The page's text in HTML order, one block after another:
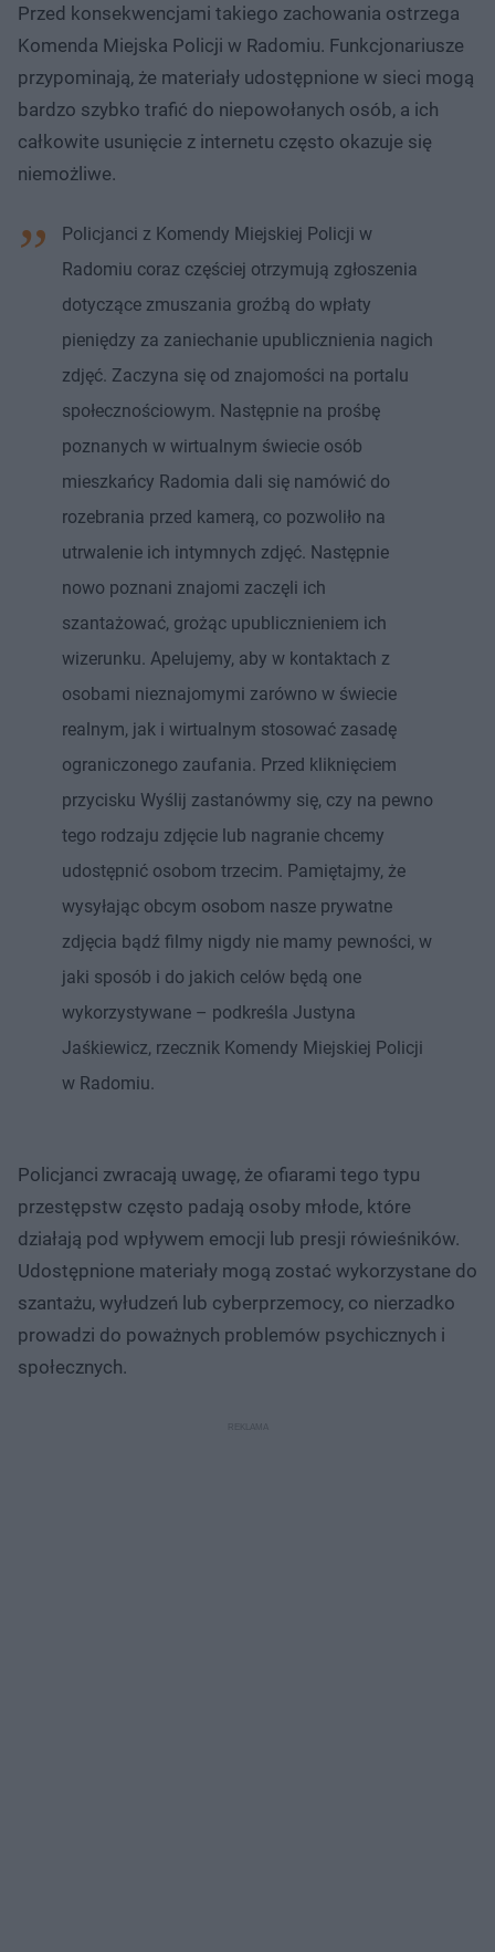
Przed konsekwencjami takiego zachowania ostrzega
Komenda Miejska Policji w Radomiu. Funkcjonariusze
przypominają, że materiały udostępnione w sieci mogą
bardzo szybko trafić do niepowołanych osób, a ich
całkowite usunięcie z internetu często okazuje się
niemożliwe.
Policjanci z Komendy Miejskiej Policji w
Radomiu coraz częściej otrzymują zgłoszenia
dotyczące zmuszania groźbą do wpłaty
pieniędzy za zaniechanie upublicznienia nagich
zdjęć. Zaczyna się od znajomości na portalu
społecznościowym. Następnie na prośbę
poznanych w wirtualnym świecie osób
mieszkańcy Radomia dali się namówić do
rozebrania przed kamerą, co pozwoliło na
utrwalenie ich intymnych zdjęć. Następnie
nowo poznani znajomi zaczęli ich
szantażować, grożąc upublicznieniem ich
wizerunku. Apelujemy, aby w kontaktach z
osobami nieznajomymi zarówno w świecie
realnym, jak i wirtualnym stosować zasadę
ograniczonego zaufania. Przed kliknięciem
przycisku Wyślij zastanówmy się, czy na pewno
tego rodzaju zdjęcie lub nagranie chcemy
udostępnić osobom trzecim. Pamiętajmy, że
wysyłając obcym osobom nasze prywatne
zdjęcia bądź filmy nigdy nie mamy pewności, w
jaki sposób i do jakich celów będą one
wykorzystywane – podkreśla Justyna
Jaśkiewicz, rzecznik Komendy Miejskiej Policji
w Radomiu.
Policjanci zwracają uwagę, że ofiarami tego typu
przestępstw często padają osoby młode, które
działają pod wpływem emocji lub presji rówieśników.
Udostępnione materiały mogą zostać wykorzystane do
szantażu, wyłudzeń lub cyberprzemocy, co nierzadko
prowadzi do poważnych problemów psychicznych i
społecznych.